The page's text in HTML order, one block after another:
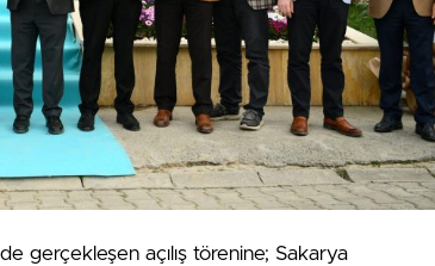
gerçekleşen açılış törenine; Sakarya